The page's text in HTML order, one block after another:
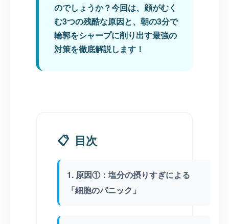
のでしょうか？今回は、顔がむく
む3つの残酷な原因と、朝の3分で
輪郭をシャープに削り出す最強の
対策を徹底解説します！
📋 目次
1. 原因①：塩分の摂りすぎによる
「細胞のパニック」